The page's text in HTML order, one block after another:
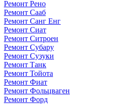
Ремонт Рено
Ремонт Сааб
Ремонт Санг Енг
Ремонт Сиат
Ремонт Ситроен
Ремонт Субару
Ремонт Сузуки
Ремонт Танк
Ремонт Тойота
Ремонт Фиат
Ремонт Фольцваген
Ремонт Форд